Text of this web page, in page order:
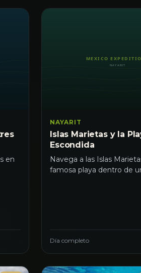
en
NAYARIT
Islas Marietas y la
Escondida
Navega a las Islas
famosa playa dentro de
Día completo